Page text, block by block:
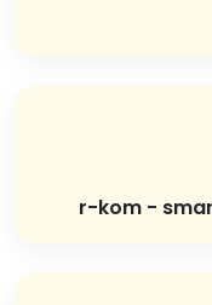
r-kom -